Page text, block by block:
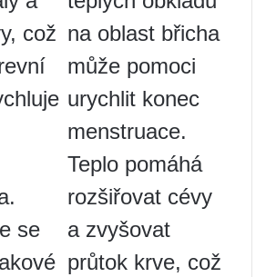
což
se
na oblast břicha
může pomoci
urychlit konec
menstruace.
Teplo pomáhá
rozšiřovat cévy
a zvyšovat
průtok krve, což